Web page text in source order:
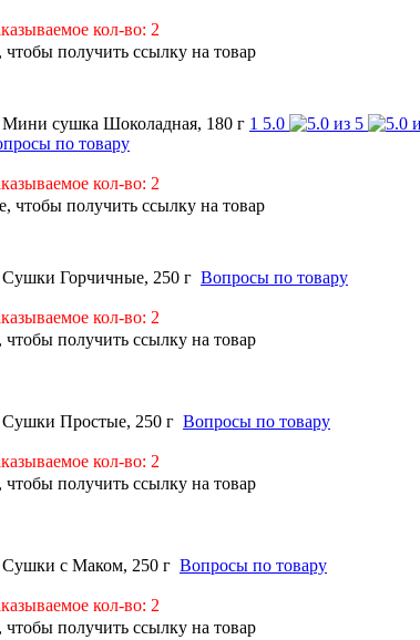
кол-во: 2
сушка Шоколадная, 180 г 1 5.0
по товару
кол-во: 2
Горчичные, 250 г Вопросы по товару
кол-во: 2
Простые, 250 г Вопросы по товару
кол-во: 2
с Маком, 250 г Вопросы по товару
кол-во: 2